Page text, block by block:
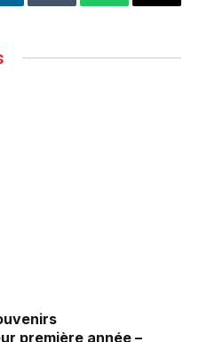
Tumblr WhatsAppEmail
première année –